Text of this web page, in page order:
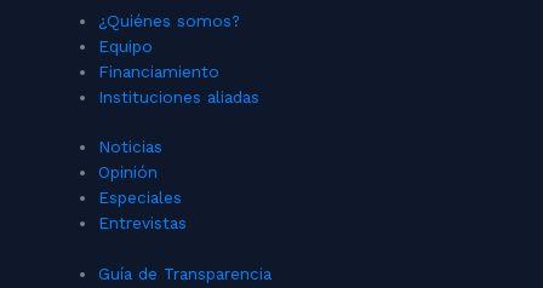
¿Quiénes somos?
Equipo
Financiamiento
Instituciones aliadas
Noticias
Opinión
Especiales
Entrevistas
Guía de Transparencia